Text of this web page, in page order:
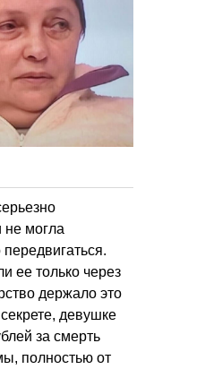
не могла
ее только через
держало это
девушке
за смерть
полностью от